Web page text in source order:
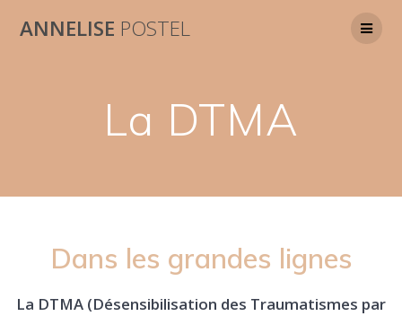
ANNELISE POSTEL
La DTMA
Dans les grandes lignes
La DTMA (Désensibilisation des Traumatismes par